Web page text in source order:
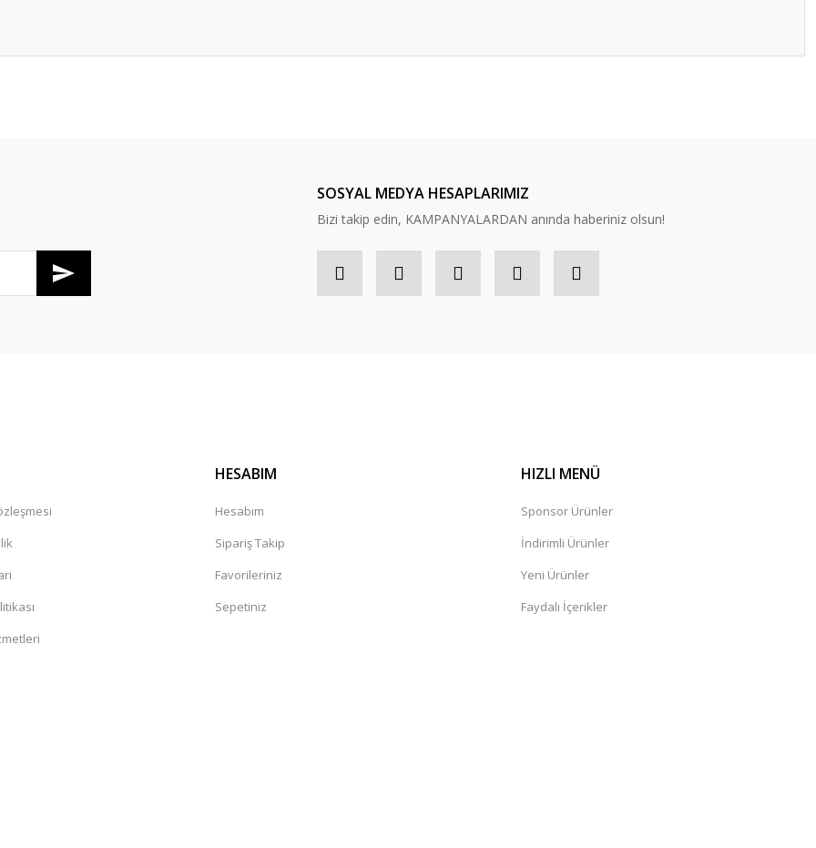
SOSYAL MEDYA HESAPLARIMIZ
Bizi takip edin, KAMPANYALARDAN anında haberiniz olsun!
HESABIM
Hesabım
Sipariş Takip
Favorileriniz
Sepetiniz
HIZLI MENÜ
Sponsor Ürünler
İndirimli Ürünler
Yeni Ürünler
Faydalı İçerikler